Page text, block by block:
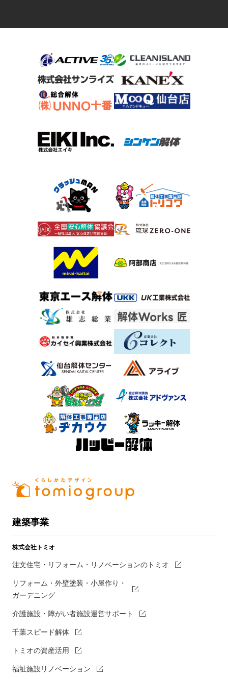
建築事業
株式会社トミオ
注文住宅・リフォーム・リノベーションのトミオ
リフォーム・外壁塗装・小屋作り・
ガーデニング
介護施設・障がい者施設運営サポート
千葉スピード解体
トミオの資産活用
福祉施設リノベーション